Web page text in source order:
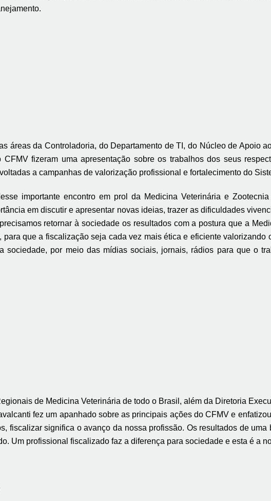
áreas da Controladoria, do Departamento de TI, do Núcleo de Apoio
fizeram uma apresentação sobre os trabalhos dos seus
a campanhas de valorização profissional e fortalecimento do
importante encontro em prol da Medicina Veterinária e
em discutir e apresentar novas ideias, trazer as dificuldades
retornar à sociedade os resultados com a postura que a
que a fiscalização seja cada vez mais ética e eficiente
sociedade, por meio das mídias sociais, jornais, rádios para que o
de Medicina Veterinária de todo o Brasil, além da Diretoria
fez um apanhado sobre as principais ações do CFMV e
fiscalizar significa o avanço da nossa profissão. Os resultados de
Um profissional fiscalizado faz a diferença para sociedade e esta é a